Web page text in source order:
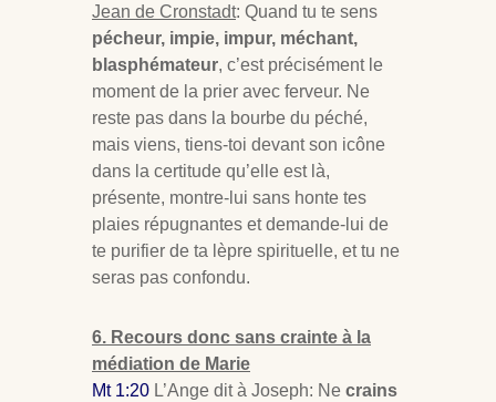
Jean de Cronstadt: Quand tu te sens
pécheur, impie, impur, méchant,
blasphémateur, c’est précisément le
moment de la prier avec ferveur. Ne
reste pas dans la bourbe du péché,
mais viens, tiens-toi devant son icône
dans la certitude qu’elle est là,
présente, montre-lui sans honte tes
plaies répugnantes et demande-lui de
te purifier de ta lèpre spirituelle, et tu ne
seras pas confondu.
6. Recours donc sans crainte à la
médiation de Marie
Mt 1:20 L’Ange dit à Joseph: Ne crains